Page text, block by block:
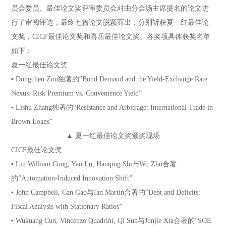
员会委员。最佳论文奖评审委员会对由分会场主席提名的论文进
行了审阅评选，最终七篇论文脱颖而出，分别斩获夏一红最佳论
文奖，CICF最佳论文奖和喜岳最佳论文奖。各奖项具体获奖名单
如下：
夏一红最佳论文奖
▪ Dongchen Zou独著的”Bond Demand and the Yield-Exchange Rate
Nexus: Risk Premium vs. Convenience Yield”
▪ Lishu Zhang独著的“Resistance and Arbitrage: International Trade in
Brown Loans”
▲ 夏一红最佳论文奖颁奖现场
CICF最佳论文奖
▪ Lin William Cong, Yao Lu, Hanqing Shi与Wu Zhu合著
的”Automation-Induced Innovation Shift”
▪ John Campbell, Can Gao与Ian Martin合著的”Debt and Deficits:
Fiscal Analysis with Stationary Ratios”
▪ Wukuang Cun, Vincenzo Quadrini, Qi Sun与Junjie Xia合著的“SOE